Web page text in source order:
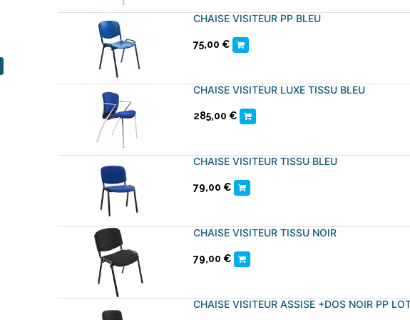
CHAISE VISITEUR PP BLEU
75,00 €
CHAISE VISITEUR LUXE TISSU BLEU
285,00 €
CHAISE VISITEUR TISSU BLEU
79,00 €
CHAISE VISITEUR TISSU NOIR
79,00 €
CHAISE VISITEUR ASSISE +DOS NOIR PP